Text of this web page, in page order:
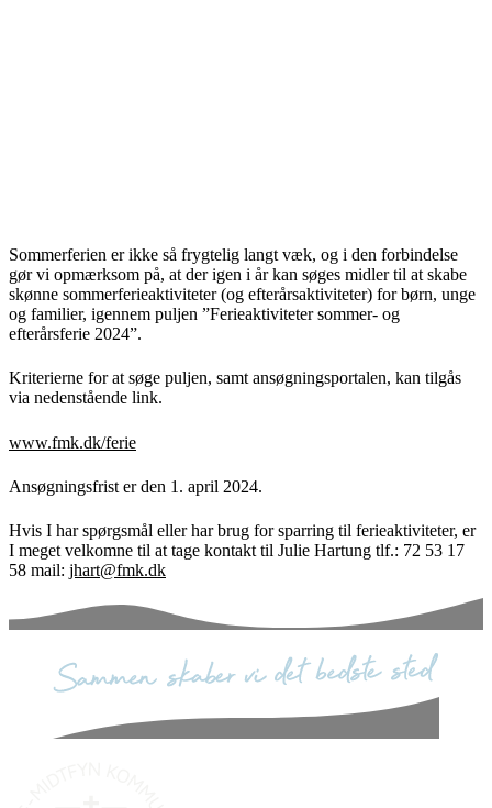
Sommerferien er ikke så frygtelig langt væk, og i den forbindelse
gør vi opmærksom på, at der igen i år kan søges midler til at skabe
skønne sommerferieaktiviteter (og efterårsaktiviteter) for børn, unge
og familier, igennem puljen ”Ferieaktiviteter sommer- og
efterårsferie 2024”.
Kriterierne for at søge puljen, samt ansøgningsportalen, kan tilgås
via nedenstående link.
www.fmk.dk/ferie
Ansøgningsfrist er den 1. april 2024.
Hvis I har spørgsmål eller har brug for sparring til ferieaktiviteter, er
I meget velkomne til at tage kontakt til Julie Hartung tlf.: 72 53 17
58 mail: jhart@fmk.dk
sammen skaber vi det bedste sted